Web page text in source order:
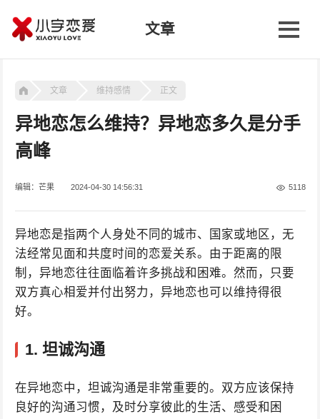
文章
文章 维持感情 正文
异地恋怎么维持？异地恋多久是分手
高峰
编辑：芒果 2024-04-30 14:56:31 5118
异地恋是指两个人身处不同的城市、国家或地区，无
法经常见面和共度时间的恋爱关系。由于距离的限
制，异地恋往往面临着许多挑战和困难。然而，只要
双方真心相爱并付出努力，异地恋也可以维持得很
好。
1. 坦诚沟通
在异地恋中，坦诚沟通是非常重要的。双方应该保持
良好的沟通习惯，及时分享彼此的生活、感受和困